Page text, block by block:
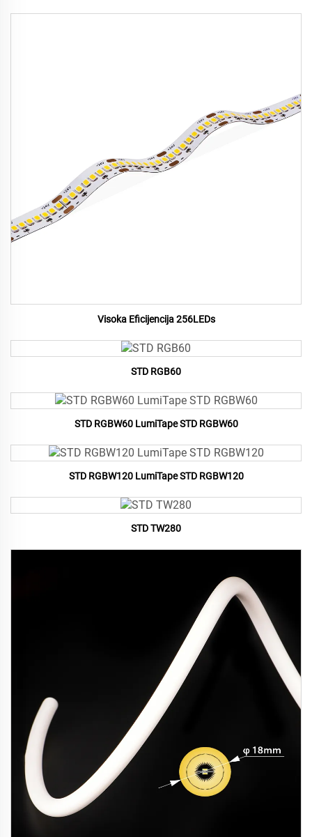
Visoka Eficijencija 256LEDs
STD RGB60
STD RGBW60 LumiTape STD RGBW60
STD RGBW120 LumiTape STD RGBW120
STD TW280